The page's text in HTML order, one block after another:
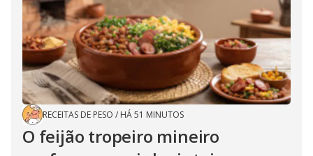
RECEITAS DE PESO / HÁ 51 MINUTOS
O feijão tropeiro mineiro